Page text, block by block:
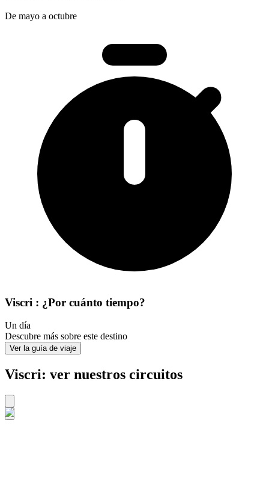
De mayo a octubre
Viscri : ¿Por cuánto tiempo?
Un día
Descubre más sobre este destino
Ver la guía de viaje
Viscri: ver nuestros circuitos